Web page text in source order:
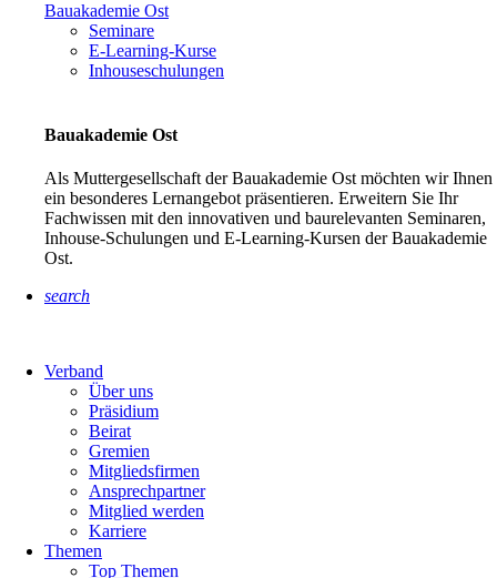
Bauakademie Ost
Seminare
E-Learning-Kurse
Inhouseschulungen
Bauakademie Ost
Als Muttergesellschaft der Bauakademie Ost möchten wir Ihnen
ein besonderes Lernangebot präsentieren. Erweitern Sie Ihr
Fachwissen mit den innovativen und baurelevanten Seminaren,
Inhouse-Schulungen und E-Learning-Kursen der Bauakademie
Ost.
search
Verband
Über uns
Präsidium
Beirat
Gremien
Mitgliedsfirmen
Ansprechpartner
Mitglied werden
Karriere
Themen
Top Themen